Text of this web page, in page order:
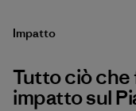
Impatto
Tutto ciò che
impatto sul